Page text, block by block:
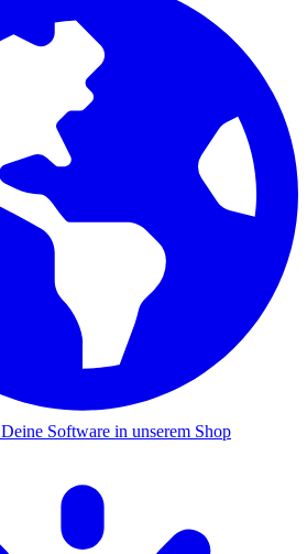
Deine Software in unserem Shop